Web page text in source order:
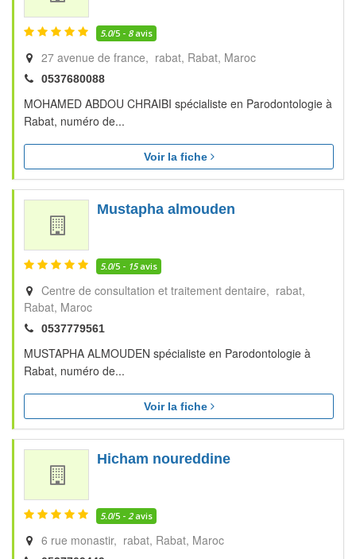
5.0/5 - 8avis
27 avenue de france, rabat Rabat Maroc
0537680088
MOHAMED ABDOU CHRAIBI spécialiste en Parodontologie à
Rabat, numéro de...
Voir la fiche
Mustapha almouden
5.0/5 - 15avis
Centre de consultation et traitement dentaire, rabat
Rabat Maroc
0537779561
MUSTAPHA ALMOUDEN spécialiste en Parodontologie à
Rabat, numéro de...
Voir la fiche
Hicham noureddine
5.0/5 - 2avis
6 rue monastir, rabat Rabat Maroc